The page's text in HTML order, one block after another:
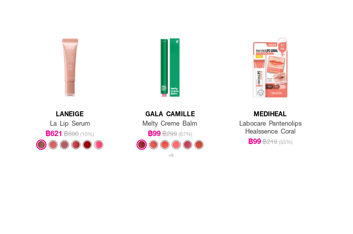
LANEIGE
La Lip Serum
฿621 ฿690 (10%)
GALA CAMILLE
Melty Creme Balm
฿99฿299 (67%)
+6
MEDIHEAL
Labocare Pantenolips
Healssence Coral
฿99฿219 (55%)